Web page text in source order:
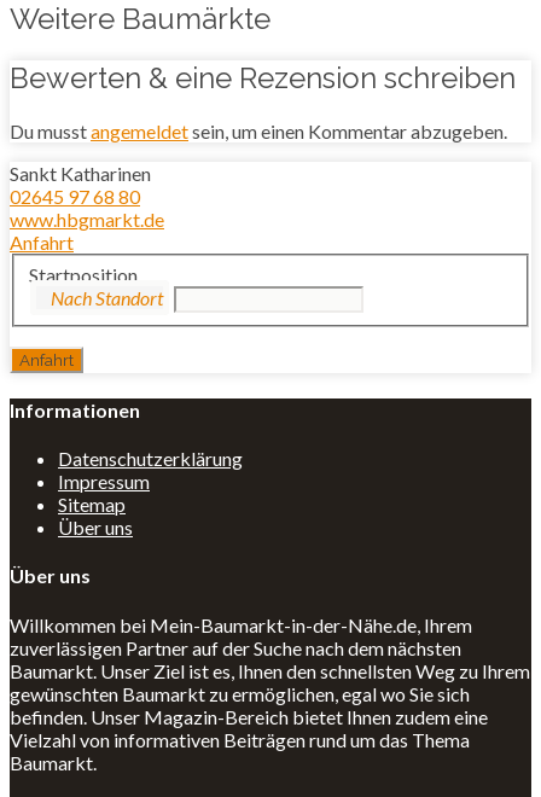
Weitere Baumärkte
Bewerten & eine Rezension schreiben
Du musstangemeldetsein, um einen Kommentar abzugeben.
Sankt Katharinen
02645 97 68 80
www.hbgmarkt.de
Anfahrt
Startposition
Informationen
Datenschutzerklärung
Impressum
Sitemap
Über uns
Über uns
Willkommen bei Mein-Baumarkt-in-der-Nähe.de, Ihrem
zuverlässigen Partner auf der Suche nach dem nächsten
Baumarkt. Unser Ziel ist es, Ihnen den schnellsten Weg zu Ihrem
gewünschten Baumarkt zu ermöglichen, egal wo Sie sich
befinden. Unser Magazin-Bereich bietet Ihnen zudem eine
Vielzahl von informativen Beiträgen rund um das Thema
Baumarkt.